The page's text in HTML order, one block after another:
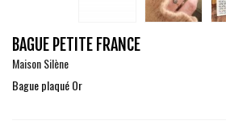
BAGUE PETITE FRANCE
Maison Silène
Bague plaqué Or